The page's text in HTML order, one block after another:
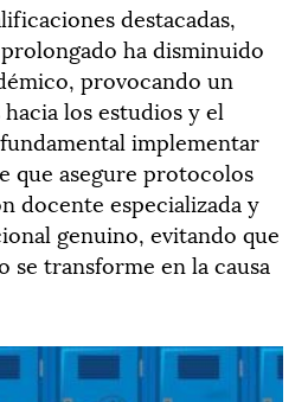
destacadas,
ha disminuido
provocando un
los estudios y el
implementar
que asegure protocolos
docente especializada y
genuino, evitando que
se transforme en la causa